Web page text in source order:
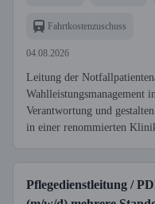
Fahrtkostenzuschuss
04.08.2026
Leitung der
Wahlleistungsmanagement
Verantwortung und
in einer renommierten
Pflegedienstleitung /